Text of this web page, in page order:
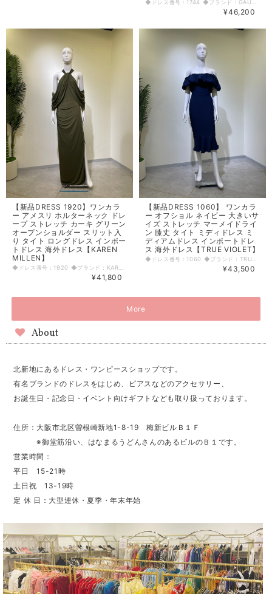
¥46,200
【新品DRESS 1920】ワンカラ
ー アメスリ ホルターネック ドレ
ープ ストレッチ カーキ グリーン
オープンショルダー スリット入
り タイト ロングドレス インポー
トドレス 海外ドレス【KAREN
MILLEN】
¥41,800
【新品DRESS 1060】 ワンカラ
ー オフショル ネイビー 大きいサ
イズ ストレッチ マーメイドライ
ン 膝丈 タイト ミディドレス ミ
ディアムドレス インポートドレ
ス 海外ドレス【TRUE VIOLET】
¥43,500
More
About
北新地にあるドレス・ワンピースショップです。
有名ブランドのドレスをはじめ、ピアスなどのアクセサリー、
お誕生日・記念日・イベント向けギフトなども取り扱っております。
住所：大阪市北区曽根崎新地1-8-19 梅新ビルＢ１Ｆ
※御堂筋沿い、はなまるうどんさんのあるビルのＢ１です。
営業時間：
平日 15-21時
土日祝 13-19時
定 休 日：大型連休・夏季・年末年始